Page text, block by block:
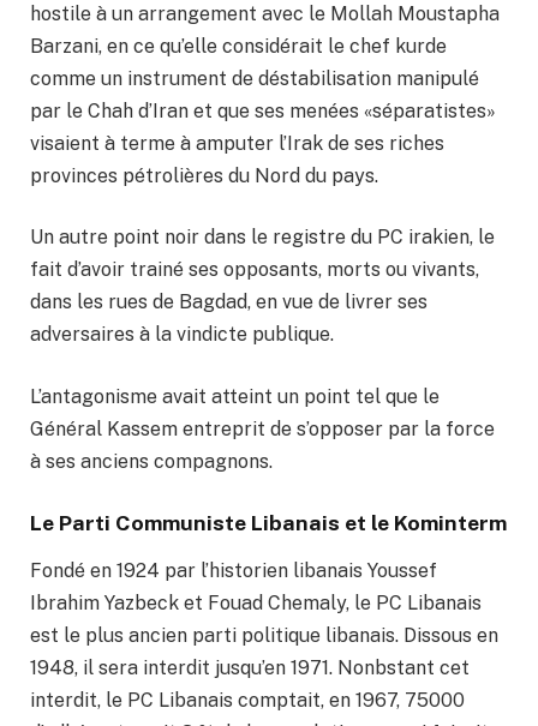
hostile à un arrangement avec le Mollah Moustapha
Barzani, en ce qu’elle considérait le chef kurde
comme un instrument de déstabilisation manipulé
par le Chah d’Iran et que ses menées «séparatistes»
visaient à terme à amputer l’Irak de ses riches
provinces pétrolières du Nord du pays.
Un autre point noir dans le registre du PC irakien, le
fait d’avoir trainé ses opposants, morts ou vivants,
dans les rues de Bagdad, en vue de livrer ses
adversaires à la vindicte publique.
L’antagonisme avait atteint un point tel que le
Général Kassem entreprit de s’opposer par la force
à ses anciens compagnons.
Le Parti Communiste Libanais et le Kominterm
Fondé en 1924 par l’historien libanais Youssef
Ibrahim Yazbeck et Fouad Chemaly, le PC Libanais
est le plus ancien parti politique libanais. Dissous en
1948, il sera interdit jusqu’en 1971. Nonbstant cet
interdit, le PC Libanais comptait, en 1967, 75000